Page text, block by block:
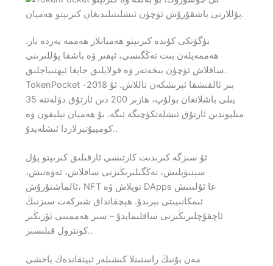
بۈگۈنكى كۈندە كىرىپتو ھەميانلار ھەممە يەردە بار.
ھەممەيلەن بىت تەڭگىسى، ئېفىر ۋە باشقا پۇللىرىنى
ساقلاش ئۈچۈن بىخەتەر ۋە قولايلىق جايغا ئېھتىياجلىق.
TokenPocket بىر ئالقىشقا ئېرىشكەن تاللاش. ئۇ 2018-
يىلى باشلانغان بولۇپ، ھازىر 200 دىن ئارتۇق دۆلەتتە 35
مىليوندىن ئارتۇق ئىشلەتكۈچىگە ئىگە. بۇ ھەميان تېلېفون ۋە
كومپيۇتېرلاردا ئىشلەيدۇ..
ئۇ سىزگە كىرىدىت كارتىسى ئارقىلىق كىرىپتو پۇل
سېتىۋېلىش، تەڭگىلىرىڭىزنى ساقلاش، ئەۋەتىش،
ئالماشتۇرۇش، NFT توپلاش ۋە DApps غا ئۇلىنىش
ئىمكانىيىتى بېرىدۇ. ھېچقانداق شىركەت سىزنىڭ
ئاچقۇچلىرىڭىزنى ساقلىمايدۇ – سىز ھەممىنى ئۆزىڭىز
كونترول قىلىسىز..
مەن بۇنىڭ راستىنلا كىشىلەر ئېيتقاندەك ياخشى